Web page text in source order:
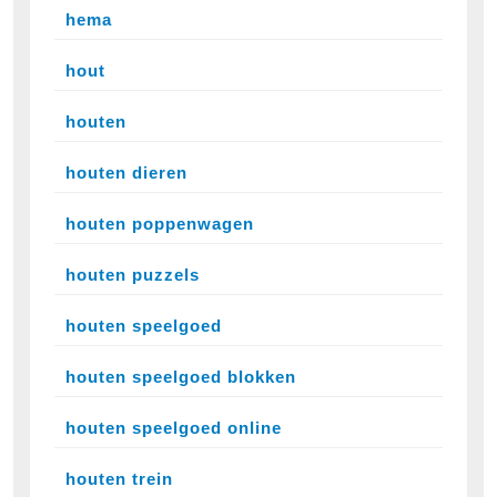
hema
hout
houten
houten dieren
houten poppenwagen
houten puzzels
houten speelgoed
houten speelgoed blokken
houten speelgoed online
houten trein